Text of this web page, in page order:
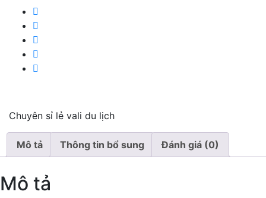
Chuyên sỉ lẻ vali du lịch
Mô tả Thông tin bổ sung Đánh giá (0)
Mô tả